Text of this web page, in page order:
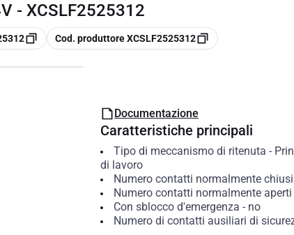
- XCSLF2525312
copia
Cod. produttore XCSLF2525312
Documentazione
Caratteristiche principali
Tipo di meccanismo di ritenuta -
di lavoro
Numero contatti normalmente chiusi
Numero contatti normalmente aperti
Con sblocco d'emergenza - no
Numero di contatti ausiliari di